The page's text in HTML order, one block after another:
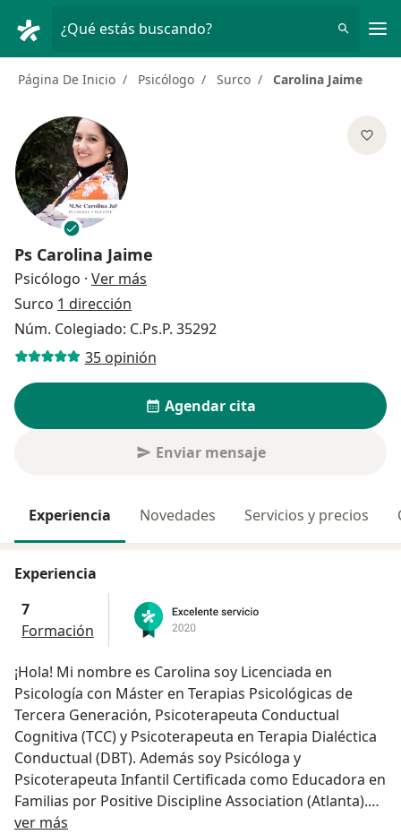
¿Qué estás buscando?
Página De Inicio Psicólogo Surco Carolina Jaime
Ps Carolina Jaime
Psicólogo · Ver más
Surco 1 dirección
Núm. Colegiado: C.Ps.P. 35292
35 opinión
Agendar cita
Enviar mensaje
Experiencia Novedades Servicios y precios
Experiencia
7
Formación
¡Hola! Mi nombre es Carolina soy Licenciada en
Psicología con Máster en Terapias Psicológicas de
Tercera Generación, Psicoterapeuta Conductual
Cognitiva (TCC) y Psicoterapeuta en Terapia Dialéctica
Conductual (DBT). Además soy Psicóloga y
Psicoterapeuta Infantil Certificada como Educadora en
Familias por Positive Discipline Association (Atlanta).
Desde el año 2020 vengo trabajando y promoviendo
ver más